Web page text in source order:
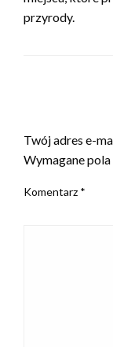
przyrody.
Twój adres e-
Wymagane
Komentarz *